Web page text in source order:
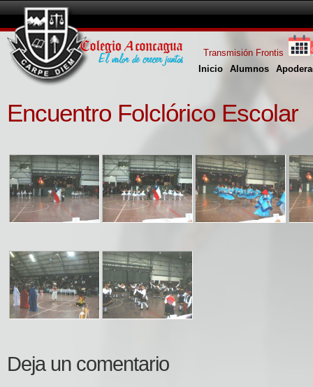
Inicio Alumnos
Transmisión Frontis
Encuentro Folclórico Escolar
Deja un comentario